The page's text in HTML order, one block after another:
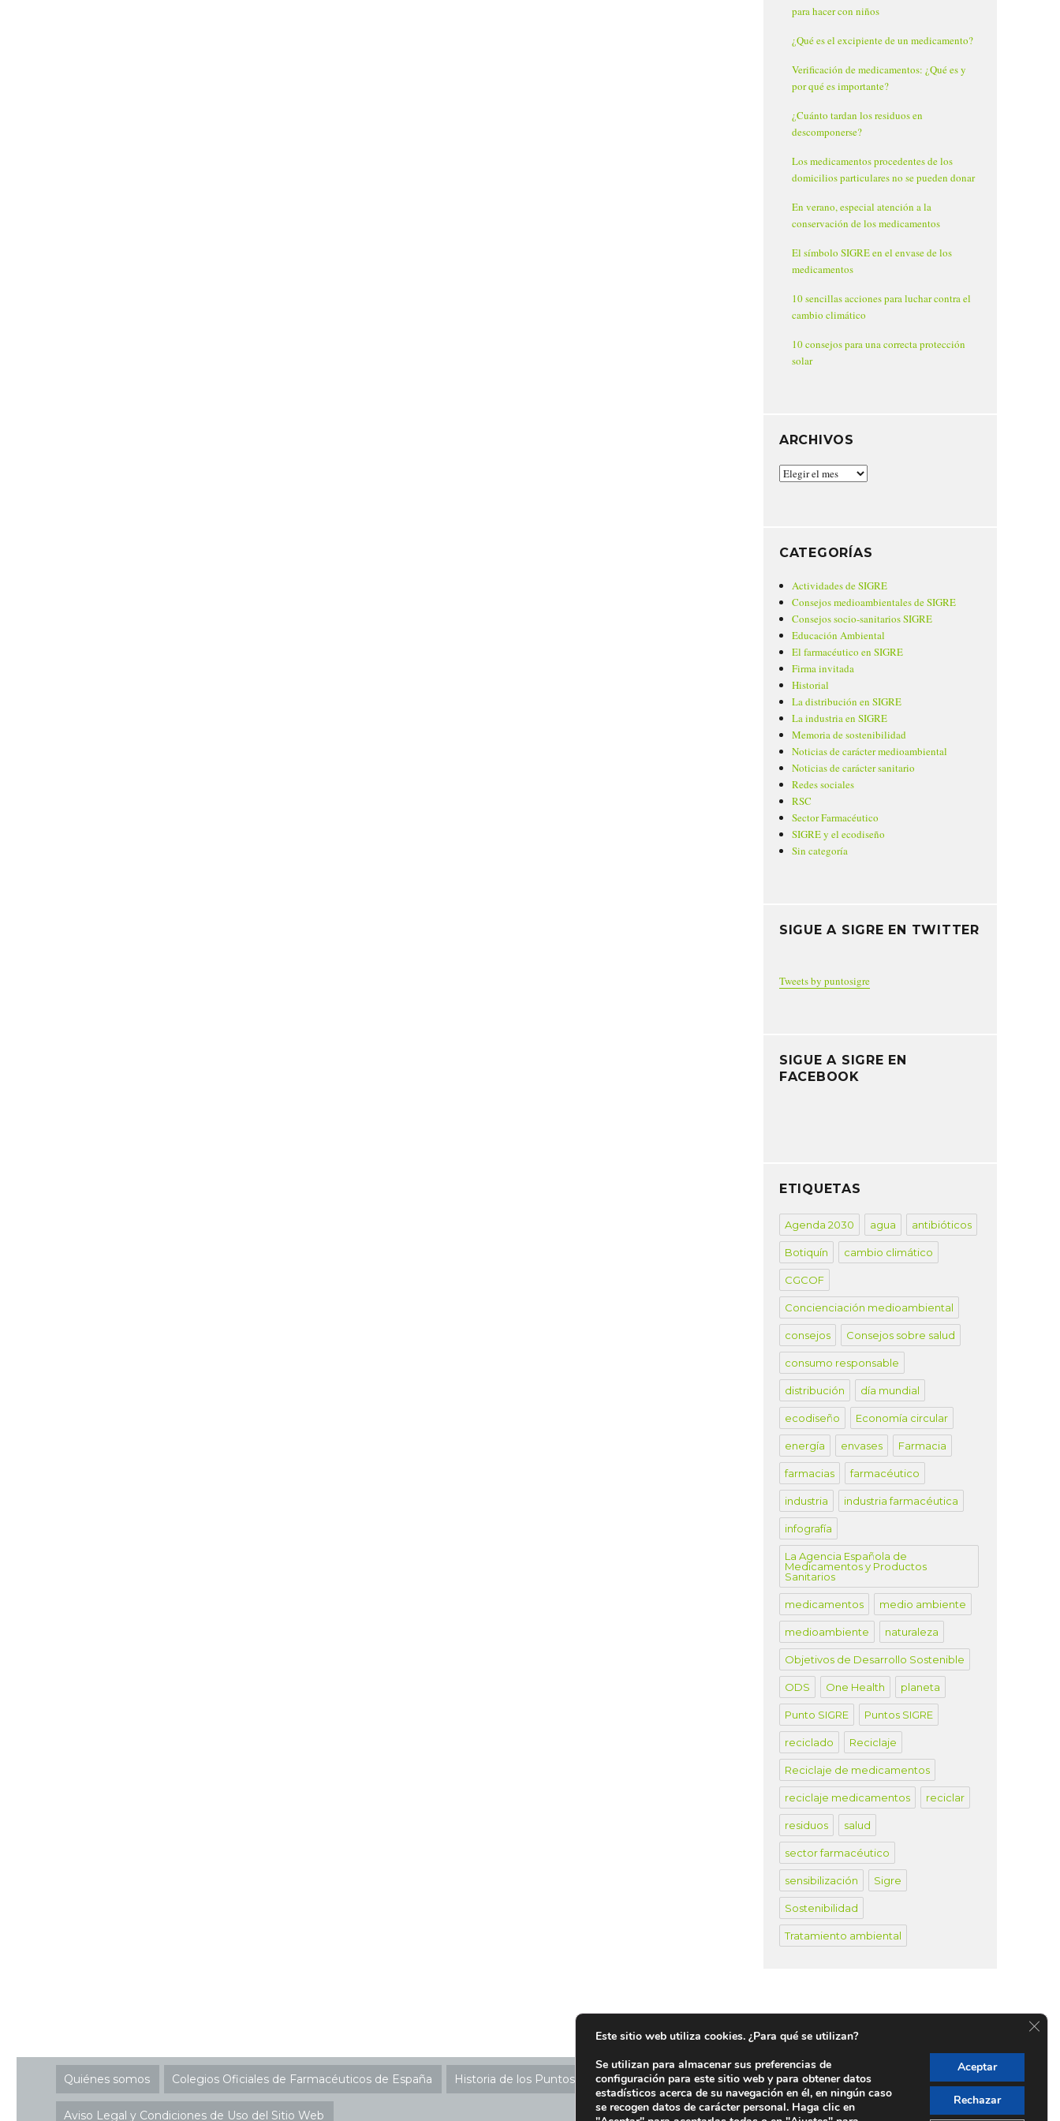
para hacer con niños
¿Qué es el excipiente de un medicamento?
Verificación de medicamentos: ¿Qué es y
por qué es importante?
¿Cuánto tardan los residuos en
descomponerse?
Los medicamentos procedentes de los
domicilios particulares no se pueden donar
En verano, especial atención a la
conservación de los medicamentos
El símbolo SIGRE en el envase de los
medicamentos
10 sencillas acciones para luchar contra el
cambio climático
10 consejos para una correcta protección
solar
ARCHIVOS
Archivos
CATEGORÍAS
Actividades de SIGRE
Consejos medioambientales de SIGRE
Consejos socio-sanitarios SIGRE
Educación Ambiental
El farmacéutico en SIGRE
Firma invitada
Historial
La distribución en SIGRE
La industria en SIGRE
Memoria de sostenibilidad
Noticias de carácter medioambiental
Noticias de carácter sanitario
Redes sociales
RSC
Sector Farmacéutico
SIGRE y el ecodiseño
Sin categoría
SIGUE A SIGRE EN TWITTER
Tweets by puntosigre
SIGUE A SIGRE EN
FACEBOOK
ETIQUETAS
Agenda 2030 agua antibióticos
Botiquín cambio climático
CGCOF
Concienciación medioambiental
consejos Consejos sobre salud
consumo responsable
distribución día mundial
ecodiseño Economía circular
energía envases Farmacia
farmacias farmacéutico
industria industria farmacéutica
infografía
La Agencia Española de
Medicamentos y Productos
Sanitarios
medicamentos medio ambiente
medioambiente naturaleza
Objetivos de Desarrollo Sostenible
ODS One Health planeta
Punto SIGRE Puntos SIGRE
reciclado Reciclaje
Reciclaje de medicamentos
reciclaje medicamentos reciclar
residuos salud
sector farmacéutico
sensibilización Sigre
Sostenibilidad
Tratamiento ambiental
Quiénes somos Colegios Oficiales de Farmacéuticos de España Historia de los Puntos SIGRE Ubicación Puntos SIGRE en España
Aviso Legal y Condiciones de Uso del Sitio Web
Este sitio web utiliza cookies. ¿Para qué se utilizan?
Se utilizan para almacenar sus preferencias de
configuración para este sitio web y para obtener datos
estadísticos acerca de su navegación en él, en ningún caso
se recogen datos de carácter personal. Haga clic en
Aceptar
Rechazar